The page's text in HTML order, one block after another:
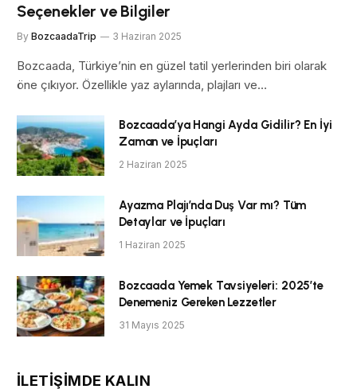
Seçenekler ve Bilgiler
By BozcaadaTrip 3 Haziran 2025
Bozcaada, Türkiye’nin en güzel tatil yerlerinden biri olarak
öne çıkıyor. Özellikle yaz aylarında, plajları ve…
Bozcaada’ya Hangi Ayda Gidilir? En İyi
Zaman ve İpuçları
2 Haziran 2025
Ayazma Plajı’nda Duş Var mı? Tüm
Detaylar ve İpuçları
1 Haziran 2025
Bozcaada Yemek Tavsiyeleri: 2025’te
Denemeniz Gereken Lezzetler
31 Mayıs 2025
İLETIŞIMDE KALIN